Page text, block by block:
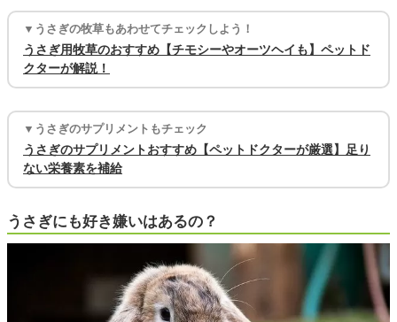
▼うさぎの牧草もあわせてチェックしよう！
うさぎ用牧草のおすすめ【チモシーやオーツヘイも】ペットド
クターが解説！
▼うさぎのサプリメントもチェック
うさぎのサプリメントおすすめ【ペットドクターが厳選】足り
ない栄養素を補給
うさぎにも好き嫌いはあるの？